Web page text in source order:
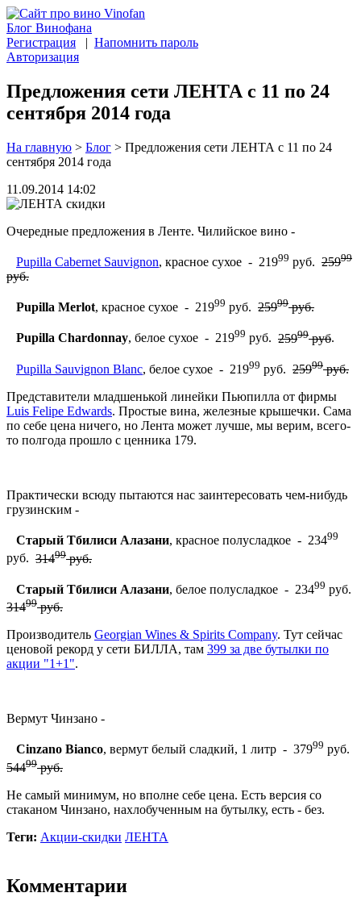
Блог Винофана
Регистрация | Напомнить пароль
Авторизация
Предложения сети ЛЕНТА с 11 по 24
сентября 2014 года
На главную > Блог > Предложения сети ЛЕНТА с 11 по 24
сентября 2014 года
11.09.2014 14:02
Очередные предложения в Ленте. Чилийское вино -
Pupilla Cabernet Sauvignon, красное сухое - 21999 руб. 25999
руб.
Pupilla Merlot, красное сухое - 21999 руб. 25999руб.
Pupilla Chardonnay, белое сухое - 21999 руб. 25999руб.
Pupilla Sauvignon Blanc, белое сухое - 21999 руб. 25999руб.
Представители младшенькой линейки Пьюпилла от фирмы
Luis Felipe Edwards. Простые вина, железные крышечки. Сама
по себе цена ничего, но Лента может лучше, мы верим, всего-
то полгода прошло с ценника 179.
Практически всюду пытаются нас заинтересовать чем-нибудь
грузинским -
Старый Тбилиси Алазани, красное полусладкое - 23499
руб. 31499руб.
Старый Тбилиси Алазани, белое полусладкое - 23499 руб.
31499руб.
Производитель Georgian Wines & Spirits Company. Тут сейчас
ценовой рекорд у сети БИЛЛА, там 399 за две бутылки по
акции "1+1".
Вермут Чинзано -
Cinzano Bianco, вермут белый сладкий, 1 литр - 37999 руб.
54499руб.
Не самый минимум, но вполне себе цена. Есть версия со
стаканом Чинзано, нахлобученным на бутылку, есть - без.
Теги: Акции-скидки ЛЕНТА
Комментарии